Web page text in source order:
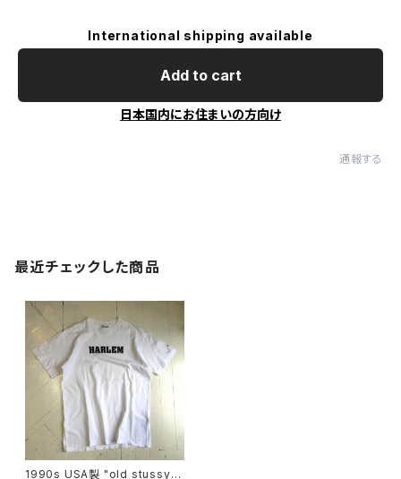
International shipping available
Add to cart
日本国内にお住まいの方向け
通報する
最近チェックした商品
1990s USA製 "old stussy"